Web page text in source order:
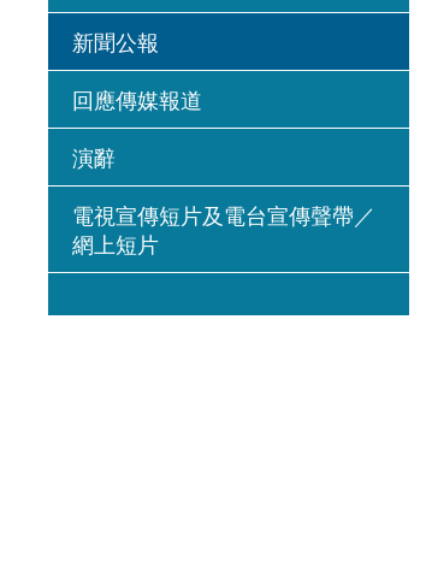
新聞公報
回應傳媒報道
演辭
電視宣傳短片及電台宣傳聲帶／
網上短片